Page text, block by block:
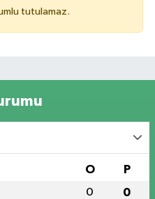
tutulamaz.
O P
0 0